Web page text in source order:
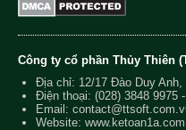
Công ty cổ phần Thủy Thiên
Địa chỉ: 12/17 Đào Duy Anh,
Điện thoại: (028) 3848 9975
Email:
Website: www.ketoan1a.com